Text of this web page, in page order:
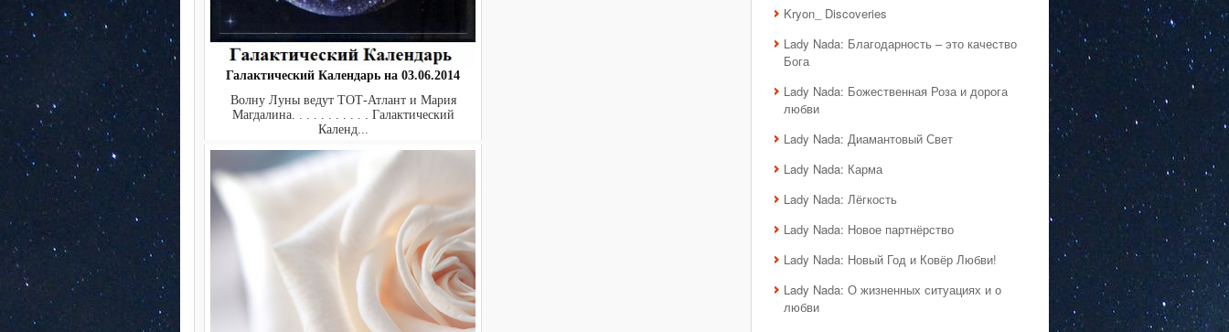
Галактический Календарь на 03.06.2014
Волну Луны ведут ТОТ-Атлант и Мария
Магдалина. . . . . . . . . . . Галактический
Календ...
Kryon_ Discoveries
Lady Nada: Благодарность – это качество
Бога
Lady Nada: Божественная Роза и дорога
любви
Lady Nada: Диамантовый Свет
Lady Nada: Карма
Lady Nada: Лёгкость
Lady Nada: Новое партнёрство
Lady Nada: Новый Год и Ковёр Любви!
Lady Nada: О жизненных ситуациях и о
любви